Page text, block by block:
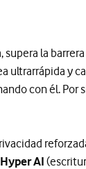
supera la
ultrarrápida y
con él. Por
AI